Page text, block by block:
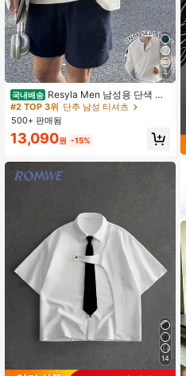
4
국내배송 Resyla Men 남성용 단색 하
프 플래킷 버튼 캐주얼 다용도 긴소매
티셔츠
#2 TOP 3위 단추 남성 티셔츠
500+ 판매됨
13,090원 -15%
14